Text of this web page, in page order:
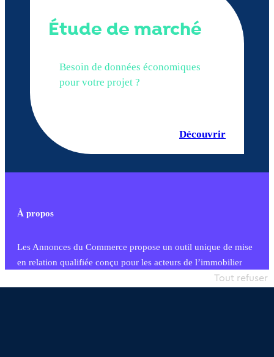
Étude de marché
Besoin de données économiques
pour votre projet ?
Découvrir
À propos
Les Annonces du Commerce propose un outil unique de mise
en relation qualifiée conçu pour les acteurs de l’immobilier
commercial et les collectivités territoriales, simple et intégrant
Tout refuser